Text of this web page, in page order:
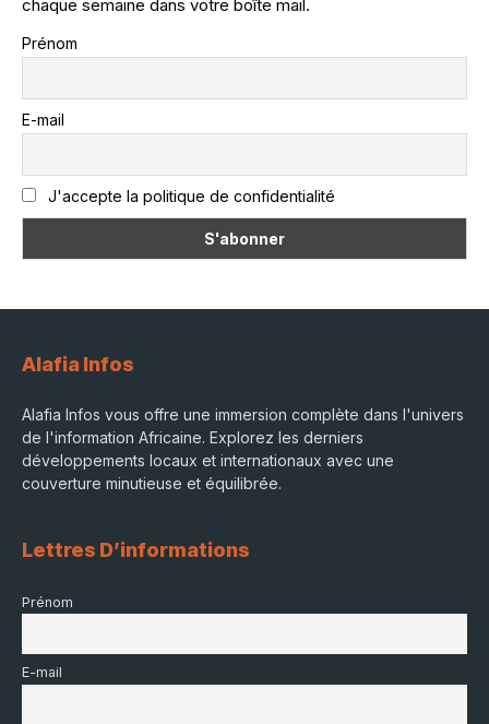
chaque semaine dans votre boîte mail.
Prénom
E-mail
J'accepte la politique de confidentialité
Alafia Infos
Alafia Infos vous offre une immersion complète dans l'univers
de l'information Africaine. Explorez les derniers
développements locaux et internationaux avec une
couverture minutieuse et équilibrée.
Lettres D’informations
Prénom
E-mail